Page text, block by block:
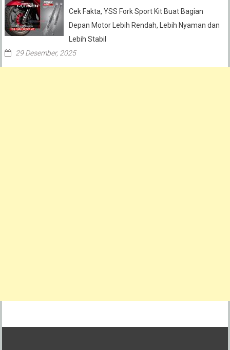
Cek Fakta, YSS Fork Sport Kit Buat Bagian
Depan Motor Lebih Rendah, Lebih Nyaman dan
Lebih Stabil
29 Desember, 2025